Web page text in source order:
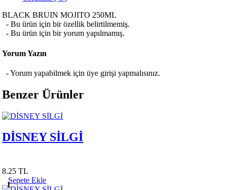
BLACK BRUIN MOJITO 250ML
- Bu ürün için bir özellik belirtilmemiş.
- Bu ürün için bir yorum yapılmamış.
Yorum Yazın
- Yorum yapabilmek için üye girişi yapmalısınız.
Benzer Ürünler
DİSNEY SİLGİ
8.25 TL
1
Sepete Ekle